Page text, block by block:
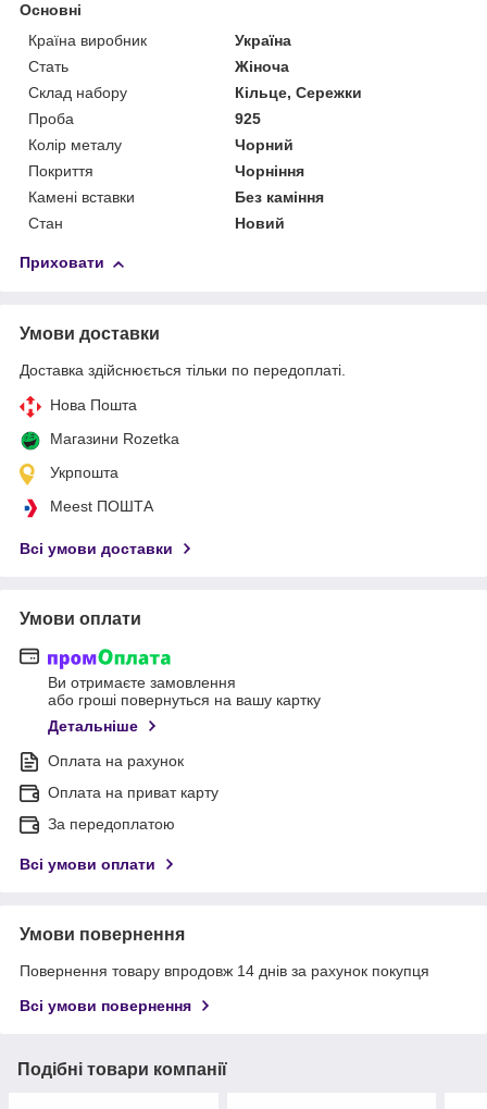
Основні
Країна виробник
Україна
Стать
Жіноча
Склад набору
Кільце, Сережки
Проба
925
Колір металу
Чорний
Покриття
Чорніння
Камені вставки
Без каміння
Стан
Новий
Приховати
Умови доставки
Доставка здійснюється тільки по передоплаті.
Нова Пошта
Магазини Rozetka
Укрпошта
Meest ПОШТА
Всі умови доставки
Умови оплати
Ви отримаєте замовлення
або гроші повернуться на вашу картку
Детальніше
Оплата на рахунок
Оплата на приват карту
За передоплатою
Всі умови оплати
Умови повернення
Повернення товару впродовж 14 днів за рахунок покупця
Всі умови повернення
Подібні товари компанії